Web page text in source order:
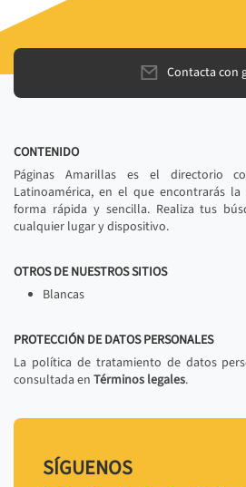
Contacta con
CONTENIDO
Páginas Amarillas es el directorio
Latinoamérica, en el que encontrarás
forma rápida y sencilla. Realiza tus
cualquier lugar y dispositivo.
OTROS DE NUESTROS SITIOS
Blancas
PROTECCIÓN DE DATOS PERSONALES
La política de tratamiento de datos
consultada en Términos legales.
SÍGUENOS